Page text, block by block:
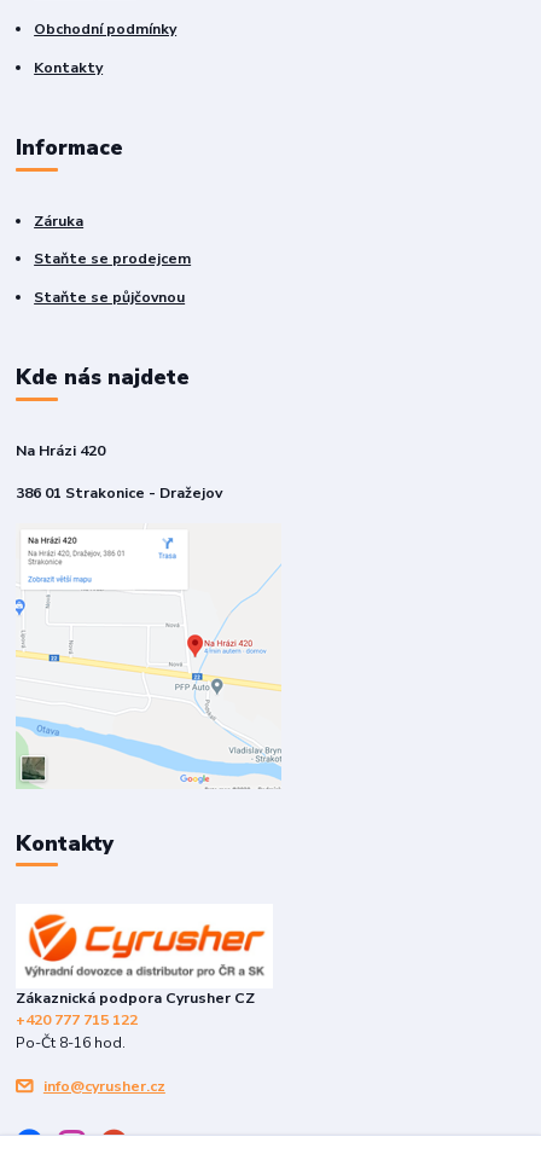
Obchodní podmínky
Kontakty
Informace
Záruka
Staňte se prodejcem
Staňte se půjčovnou
Kde nás najdete
Na Hrázi 420
386 01 Strakonice - Dražejov
Kontakty
Zákaznická podpora Cyrusher CZ
+420 777 715 122
Po-Čt 8-16 hod.
info@cyrusher.cz